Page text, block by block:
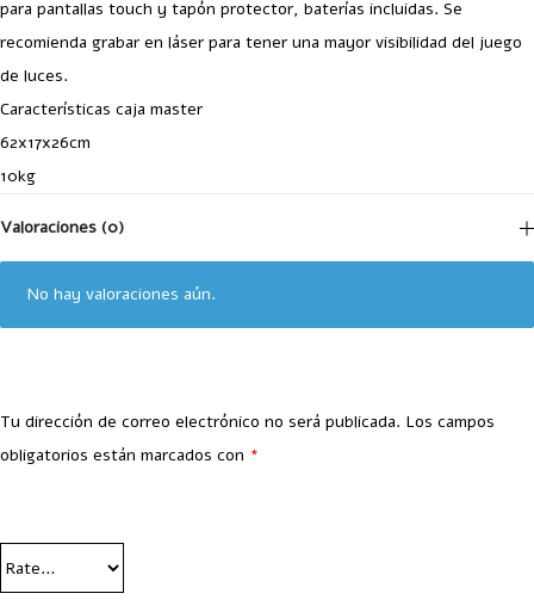
para pantallas touch y tapón protector, baterías incluidas. Se
recomienda grabar en láser para tener una mayor visibilidad del juego
de luces.
Características caja master
62x17x26cm
10kg
Valoraciones (0)
No hay valoraciones aún.
Tu dirección de correo electrónico no será publicada. Los campos
obligatorios están marcados con *